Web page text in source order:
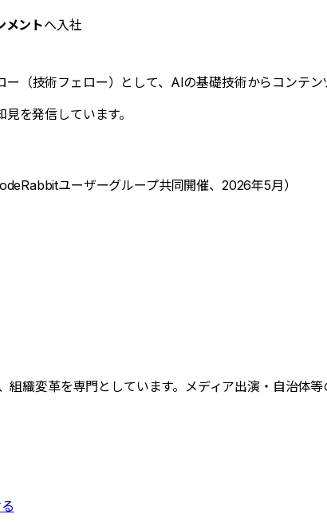
メントへ入社
（技術フェロー）として、AIの基礎技術からコンテ
を発信しています。
ユーザーグループ共同開催、2026年5月）
織変革を専門としています。メディア出演・自治体